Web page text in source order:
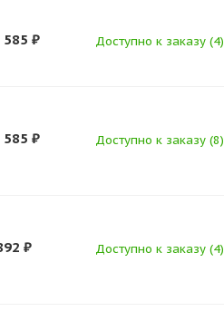
585 ₽ Доступно к заказу (4)
585 ₽ Доступно к заказу (8)
₽ Доступно к заказу (4)